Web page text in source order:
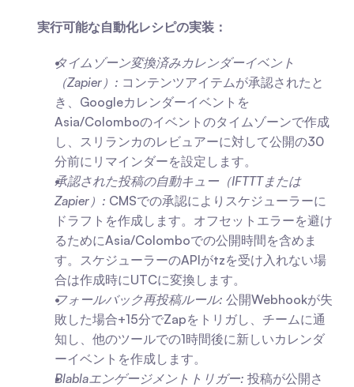
実行可能な自動化レシピの実装：
タイムゾーン変換済みカレンダーイベント
（Zapier）: コンテンツアイテムが承認されたと
き、Googleカレンダーイベントを
Asia/Colomboのイベントのタイムゾーンで作成
し、スリランカのレビュアーに対して公開の30
分前にリマインダーを設定します。
承認された投稿の自動キュー（IFTTTまたは
Zapier）: CMSでの承認によりスケジューラーに
ドラフトを作成します。オフセットエラーを避け
るためにAsia/Colomboでの公開時間を含めま
す。スケジューラーのAPIがtzを受け入れない場
合は作成時にUTCに変換します。
フォールバック再投稿ルール: 公開Webhookが失
敗した場合+15分でZapをトリガし、チームに通
知し、他のツールでの1時間後に新しいカレンダ
ーイベントを作成します。
Blablaエンゲージメントトリガー: 投稿が公開さ